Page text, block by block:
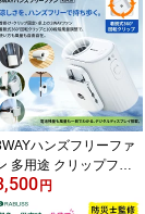
L 給水袋 背負い式 断水対
策 防災グッズ 給水バッ
グ 広口 33mm 3L 6L 目
盛り付き 自立 2WAY 持
手付き 折りたたみ コ
パクト 備蓄用 自治体
企業 避難所向け 家庭用
ハンズフリーファ
多用途 クリップファ
腰掛ファン 360度回転
傘 ベルト 首掛け 携帯
円